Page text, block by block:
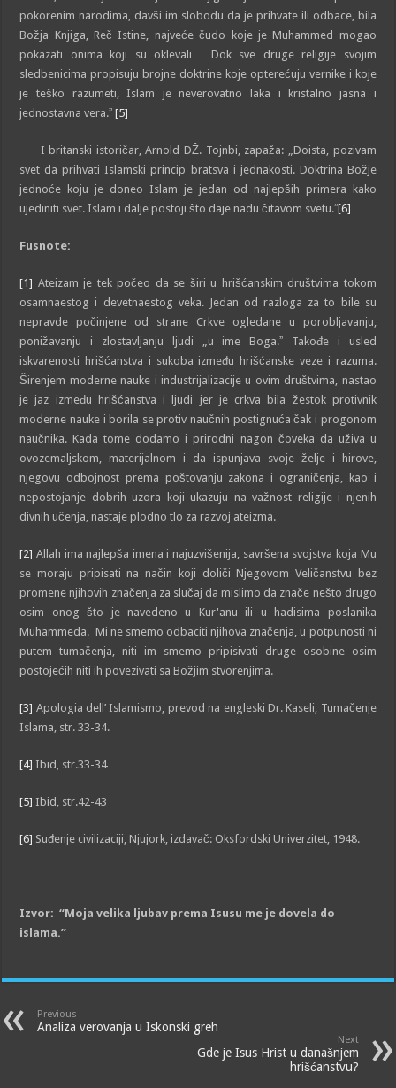
pokorenim narodima, davši im slobodu da je prihvate ili odbace, bila
Božja Knjiga, Reč Istine, najveće čudo koje je Muhammed mogao
pokazati onima koji su oklevali… Dok sve druge religije svojim
sledbenicima propisuju brojne doktrine koje opterećuju vernike i koje
je teško razumeti, Islam je neverovatno laka i kristalno jasna i
jednostavna vera.ˮ[5]
I britanski istoričar, Arnold DŽ. Tojnbi, zapaža: „Doista, pozivam
svet da prihvati Islamski princip bratsva i jednakosti. Doktrina Božje
jednoće koju je doneo Islam je jedan od najlepših primera kako
ujediniti svet. Islam i dalje postoji što daje nadu čitavom svetu.ˮ[6]
Fusnote:
[1] Ateizam je tek počeo da se širi u hrišćanskim društvima tokom
osamnaestog i devetnaestog veka. Jedan od razloga za to bile su
nepravde počinjene od strane Crkve ogledane u porobljavanju,
ponižavanju i zlostavljanju ljudi „u ime Boga.ˮ Takođe i usled
iskvarenosti hrišćanstva i sukoba između hrišćanske veze i razuma.
Širenjem moderne nauke i industrijalizacije u ovim društvima, nastao
je jaz između hrišćanstva i ljudi jer je crkva bila žestok protivnik
moderne nauke i borila se protiv naučnih postignuća čak i progonom
naučnika. Kada tome dodamo i prirodni nagon čoveka da uživa u
ovozemaljskom, materijalnom i da ispunjava svoje želje i hirove,
njegovu odbojnost prema poštovanju zakona i ograničenja, kao i
nepostojanje dobrih uzora koji ukazuju na važnost religije i njenih
divnih učenja, nastaje plodno tlo za razvoj ateizma.
[2] Allah ima najlepša imena i najuzvišenija, savršena svojstva koja Mu
se moraju pripisati na način koji doliči Njegovom Veličanstvu bez
promene njihovih značenja za slučaj da mislimo da znače nešto drugo
osim onog što je navedeno u Kur'anu ili u hadisima poslanika
Muhammeda. Mi ne smemo odbaciti njihova značenja, u potpunosti ni
putem tumačenja, niti im smemo pripisivati druge osobine osim
postojećih niti ih povezivati sa Božjim stvorenjima.
[3] Apologia dell’ Islamismo, prevod na engleski Dr. Kaseli, Tumačenje
Islama, str. 33-34.
[4] Ibid, str.33-34
[5] Ibid, str.42-43
[6] Suđenje civilizaciji, Njujork, izdavač: Oksfordski Univerzitet, 1948.
Izvor: “Moja velika ljubav prema Isusu me je dovela do
islama.”
Previous
Analiza verovanja u Iskonski greh
Next
Gde je Isus Hrist u današnjem
hrišćanstvu?